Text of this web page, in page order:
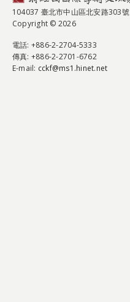
104037 臺北市中山區北安路303號
Copyright © 2026
電話: +886-2-2704-5333
傳真: +886-2-2701-6762
E-mail: cckf@ms1.hinet.net